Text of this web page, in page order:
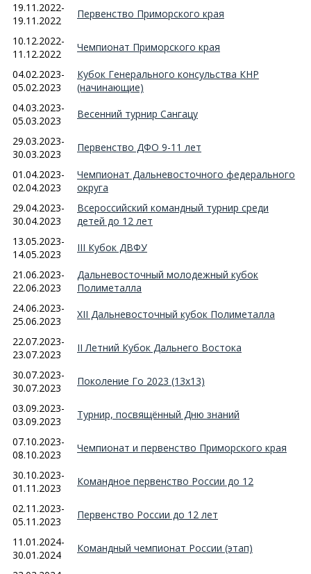
19.11.2022-
19.11.2022
Первенство Приморского края
10.12.2022-
11.12.2022
Чемпионат Приморского края
04.02.2023-
05.02.2023
Кубок Генерального консульства КНР
(начинающие)
04.03.2023-
05.03.2023
Весенний турнир Сангацу
29.03.2023-
30.03.2023
Первенство ДФО 9-11 лет
01.04.2023-
02.04.2023
Чемпионат Дальневосточного федерального
округа
29.04.2023-
30.04.2023
Всероссийский командный турнир среди
детей до 12 лет
13.05.2023-
14.05.2023
III Кубок ДВФУ
21.06.2023-
22.06.2023
Дальневосточный молодежный кубок
Полиметалла
24.06.2023-
25.06.2023
XII Дальневосточный кубок Полиметалла
22.07.2023-
23.07.2023
II Летний Кубок Дальнего Востока
30.07.2023-
30.07.2023
Поколение Го 2023 (13х13)
03.09.2023-
03.09.2023
Турнир, посвящённый Дню знаний
07.10.2023-
08.10.2023
Чемпионат и первенство Приморского края
30.10.2023-
01.11.2023
Командное первенство России до 12
02.11.2023-
05.11.2023
Первенство России до 12 лет
11.01.2024-
30.01.2024
Командный чемпионат России (этап)